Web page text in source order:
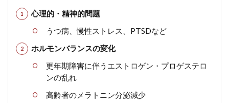
心理的・精神的問題
うつ病、慢性ストレス、PTSDなど
ホルモンバランスの変化
更年期障害に伴うエストロゲン・プロゲステロ
ンの乱れ
高齢者のメラトニン分泌減少